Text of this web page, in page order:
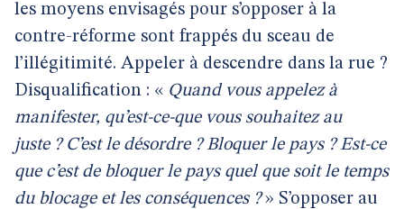
les moyens envisagés pour s’opposer à la
contre-réforme sont frappés du sceau de
l’illégitimité. Appeler à descendre dans la rue ?
Disqualification : « Quand vous appelez à
manifester, qu’est-ce-que vous souhaitez au
juste ? C’est le désordre ? Bloquer le pays ? Est-ce
que c’est de bloquer le pays quel que soit le temps
du blocage et les conséquences ?» S’opposer au